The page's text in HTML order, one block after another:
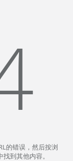
的错误，然后按浏
到其他内容。